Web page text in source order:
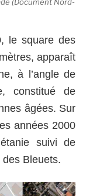
le square des
apparaît
à l’angle de
constitué de
âgées. Sur
années 2000
suivi de
des Bleuets.